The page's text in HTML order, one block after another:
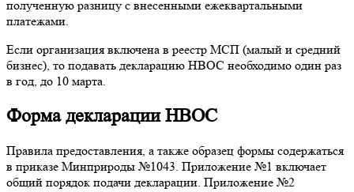
полученную разницу с внесенными ежеквартальными
платежами.
Если организация включена в реестр МСП (малый и средний
бизнес), то подавать декларацию НВОС необходимо один раз
в год, до 10 марта.
Форма декларации НВОС
Правила предоставления, а также образец формы содержаться
в приказе Минприроды №1043. Приложение №1 включает
общий порядок подачи декларации. Приложение №2